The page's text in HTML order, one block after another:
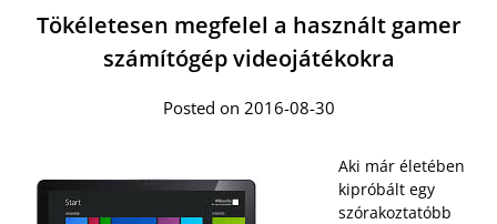
Tökéletesen megfelel a használt gamer
számítógép videojátékokra
Posted on 2016-08-30
Aki már életében
kipróbált egy
szórakoztatóbb